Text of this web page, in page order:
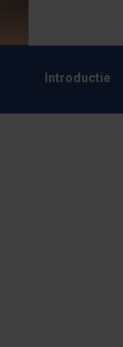
Introductie